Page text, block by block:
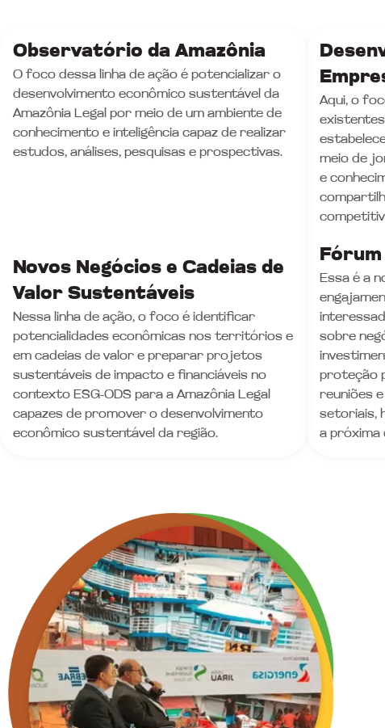
Observatório da Amazônia
O foco dessa linha de ação é potencializar o
desenvolvimento econômico sustentável da
Amazônia Legal por meio de um ambiente de
conhecimento e inteligência capaz de realizar
estudos, análises, pesquisas e prospectivas.
Novos Negócios e Cadeias de
Valor Sustentáveis
Nessa linha de ação, o foco é identificar
potencialidades econômicas nos territórios e
em cadeias de valor e preparar projetos
sustentáveis de impacto e financiáveis no
contexto ESG-ODS para a Amazônia Legal
capazes de promover o desenvolvimento
econômico sustentável da região.
Aqui, o
existentes
meio de
e
Fórum
Essa é a
sobre
proteção
reuniões
setoriais,
a próxima